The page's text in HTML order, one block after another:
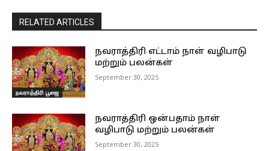
RELATED ARTICLES
நவராத்திரி பூஜை
நவராத்திரி எட்டாம் நாள் வழிபாடு
மற்றும் பலன்கள்
September 30, 2025
நவராத்திரி ஒன்பதாம் நாள்
வழிபாடு மற்றும் பலன்கள்
September 30, 2025